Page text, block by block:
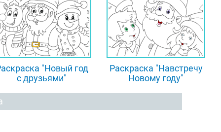
"Новый год
с друзьями"
Раскраска "Навстречу
Новому году"